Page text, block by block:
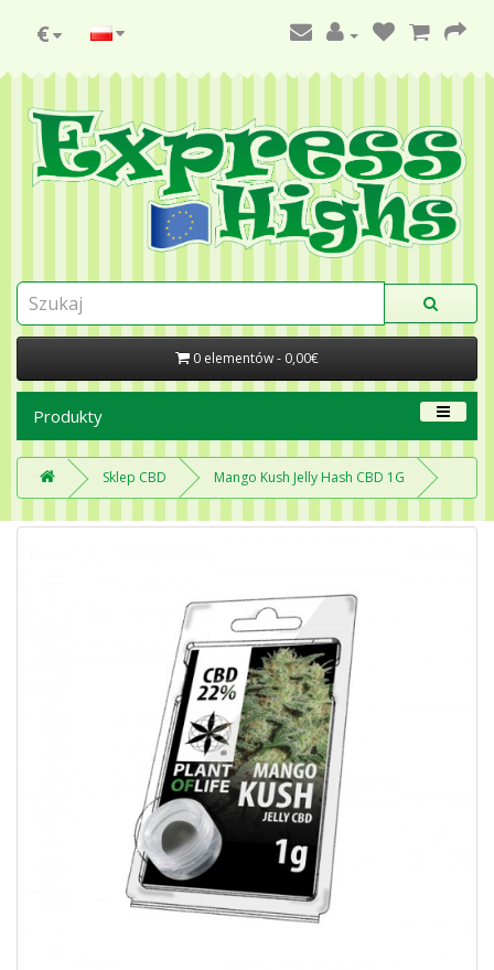
€
0 elementów - 0,00€
Produkty
Sklep CBD Mango Kush Jelly Hash CBD 1G